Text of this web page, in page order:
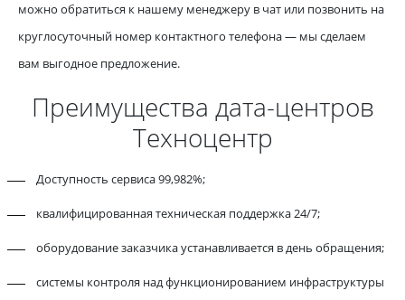
можно обратиться к нашему менеджеру в чат или позвонить на
круглосуточный номер контактного телефона — мы сделаем
вам выгодное предложение.
Преимущества дата-центров
Техноцентр
Доступность сервиса 99,982%;
квалифицированная техническая поддержка 24/7;
оборудование заказчика устанавливается в день обращения;
системы контроля над функционированием инфраструктуры